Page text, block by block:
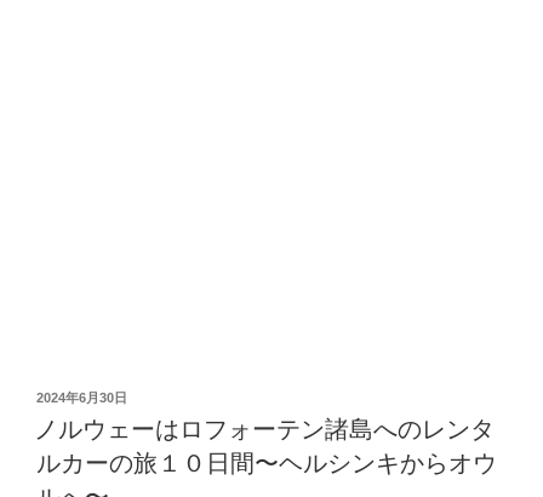
投
日:
2024年6月30日
ノルウェーはロフォーテン諸島へのレンタ
ルカーの旅１０日間〜ヘルシンキからオウ